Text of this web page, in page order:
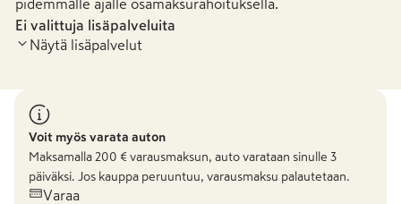
pidemmälle ajalle osamaksurahoituksella.
Ei valittuja lisäpalveluita
Näytä lisäpalvelut
Voit myös varata auton
Maksamalla 200 € varausmaksun, auto varataan sinulle 3
päiväksi. Jos kauppa peruuntuu, varausmaksu palautetaan.
Varaa